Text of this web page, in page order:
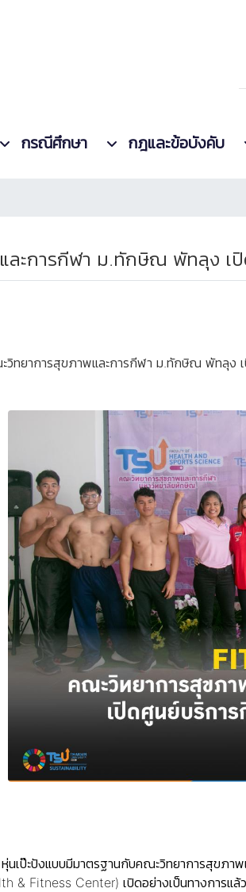
กรณีศึกษา กฎและข้อบังคับ
ะการกีฬา ม.ทักษิณ พัทลุง เ
ทยาการสุขภาพและการกีฬา ม.ทักษิณ พัทลุง เ
หุ่นเป๊ะปังแบบมีมาตรฐานกับคณะวิทยาการสุข
& Fitness Center) เปิดอย่างเป็นทางการแล้